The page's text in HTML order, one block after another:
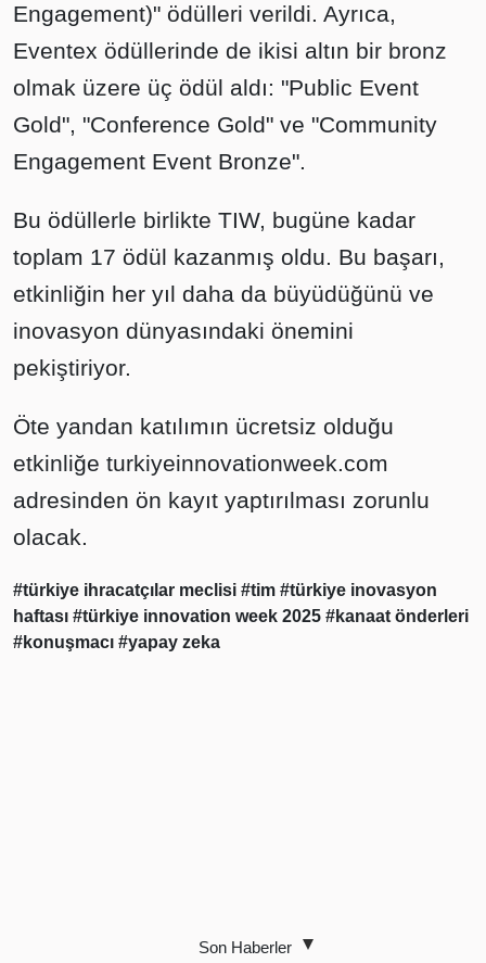
Engagement)" ödülleri verildi. Ayrıca,
Eventex ödüllerinde de ikisi altın bir bronz
olmak üzere üç ödül aldı: "Public Event
Gold", "Conference Gold" ve "Community
Engagement Event Bronze".
Bu ödüllerle birlikte TIW, bugüne kadar
toplam 17 ödül kazanmış oldu. Bu başarı,
etkinliğin her yıl daha da büyüdüğünü ve
inovasyon dünyasındaki önemini
pekiştiriyor.
Öte yandan katılımın ücretsiz olduğu
etkinliğe turkiyeinnovationweek.com
adresinden ön kayıt yaptırılması zorunlu
olacak.
#türkiye ihracatçılar meclisi #tim #türkiye inovasyon
haftası #türkiye innovation week 2025 #kanaat önderleri
#konuşmacı #yapay zeka
Son Haberler